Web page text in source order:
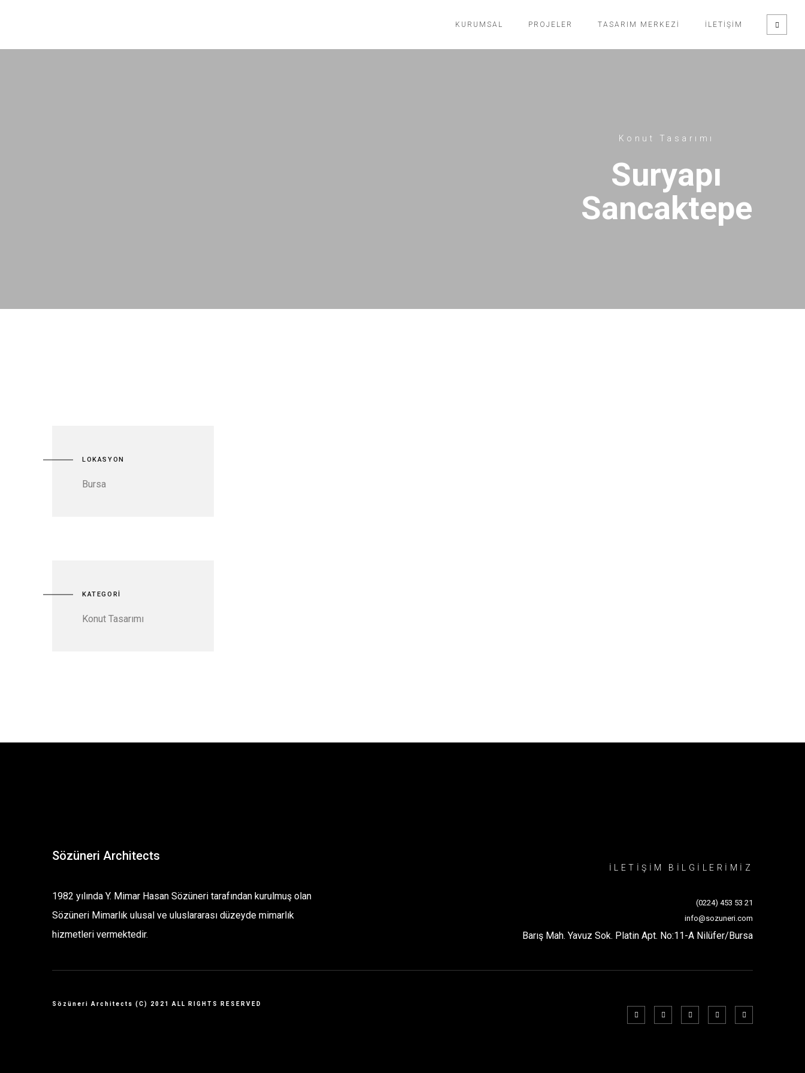
KURUMSAL PROJELER TASARIM MERKEZI İLETIŞIM
Konut Tasarımı
Suryapı
Sancaktepe
LOKASYON
Bursa
KATEGORİ
Konut Tasarımı
Sözüneri Architects
1982 yılında Y. Mimar Hasan Sözüneri tarafından kurulmuş olan
Sözüneri Mimarlık ulusal ve uluslararası düzeyde mimarlık
hizmetleri vermektedir.
İLETİŞİM BİLGİLERİMİZ
(0224) 453 53 21
info@sozuneri.com
Barış Mah. Yavuz Sok. Platin Apt. No:11-A Nilüfer/Bursa
Sözüneri Architects (C) 2021 ALL RIGHTS RESERVED